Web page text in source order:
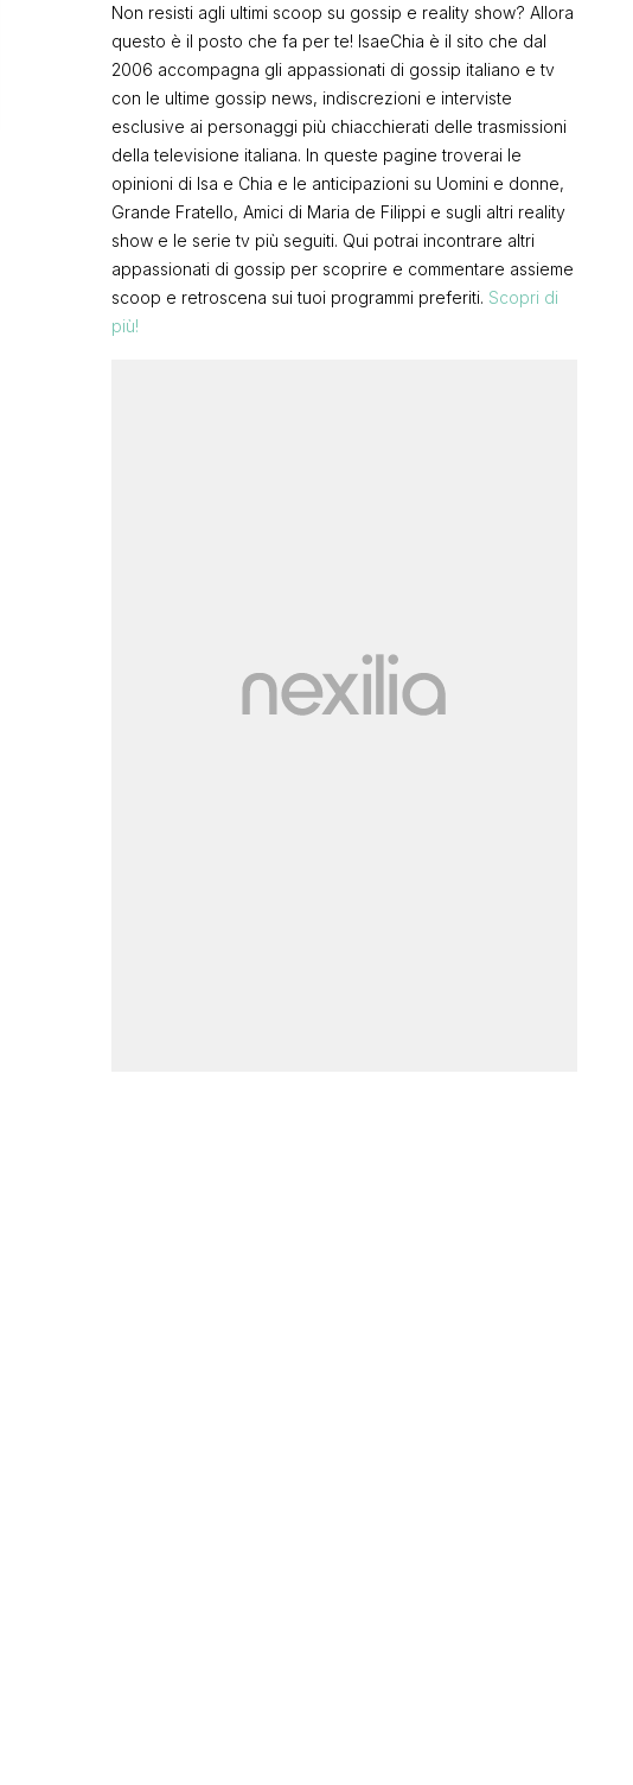
Non resisti agli ultimi scoop su gossip e reality show? Allora
questo è il posto che fa per te! IsaeChia è il sito che dal
2006 accompagna gli appassionati di gossip italiano e tv
con le ultime gossip news, indiscrezioni e interviste
esclusive ai personaggi più chiacchierati delle trasmissioni
della televisione italiana. In queste pagine troverai le
opinioni di Isa e Chia e le anticipazioni su Uomini e donne,
Grande Fratello, Amici di Maria de Filippi e sugli altri reality
show e le serie tv più seguiti. Qui potrai incontrare altri
appassionati di gossip per scoprire e commentare assieme
scoop e retroscena sui tuoi programmi preferiti. Scopri di
più!